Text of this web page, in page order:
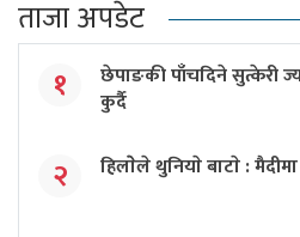
ताजा अपडेट
१
छेपाङकी पाँचदिने सुत्केरी
कुर्दै
२ हिलाेेले थुनियाे बाटाे :